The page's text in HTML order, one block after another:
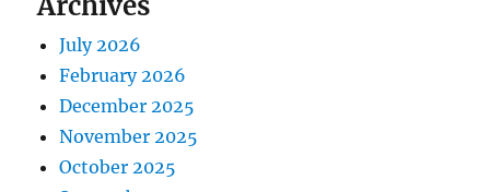
July 2026
February 2026
December 2025
November 2025
October 2025